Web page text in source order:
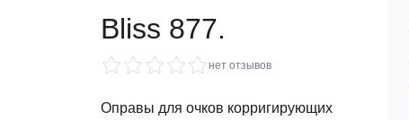
Bliss 877.
нет отзывов
Оправы для очков корригирующих